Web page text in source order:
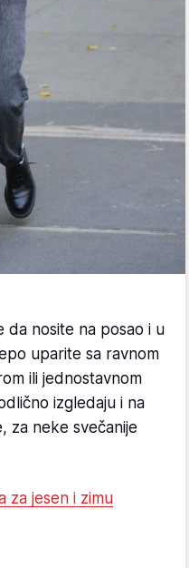
nosite na posao i u
uparite sa ravnom
ili jednostavnom
izgledaju i na
za neke svečanije
za jesen i zimu